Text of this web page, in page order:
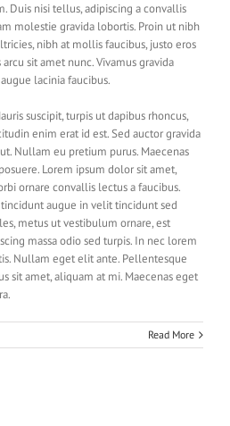
Duis nisi tellus, adipiscing a convallis
molestie gravida lobortis. Proin ut nibh
nibh at mollis faucibus, justo eros
sit amet nunc. Vivamus gravida
lacinia faucibus.
suscipit, turpis ut dapibus rhoncus,
enim erat id est. Sed auctor gravida
Nullam eu pretium purus. Maecenas
Lorem ipsum dolor sit amet,
ornare convallis lectus a faucibus.
tincidunt augue in velit tincidunt sed
metus ut vestibulum ornare, est
massa odio sed turpis. In nec lorem
Nullam eget elit ante. Pellentesque
sit amet, aliquam at mi. Maecenas eget
Read More